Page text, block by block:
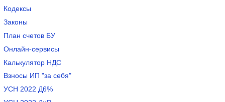
Кодексы
Законы
План счетов БУ
Онлайн-сервисы
Калькулятор НДС
Взносы ИП "за себя"
УСН 2022 Д6%